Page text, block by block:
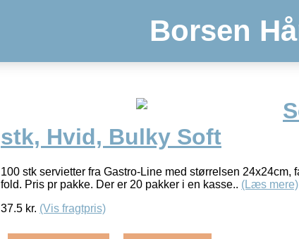
Borsen
stk, Hvid, Bulky Soft
100 stk servietter fra Gastro-Line med størrelsen
fold. Pris pr pakke. Der er 20 pakker i en kasse.. (Læs mere)
37.5 kr. (Vis fragtpris)